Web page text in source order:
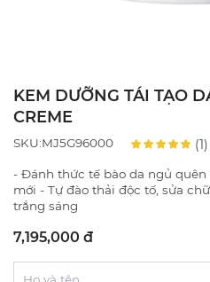
KEM DƯỠNG TÁI TẠO
CREME
SKU:MJ5G96000 (1)
- Đánh thức tế bào da ngủ
mới - Tự đào thải độc tố, sửa
trắng sáng
7,195,000 đ